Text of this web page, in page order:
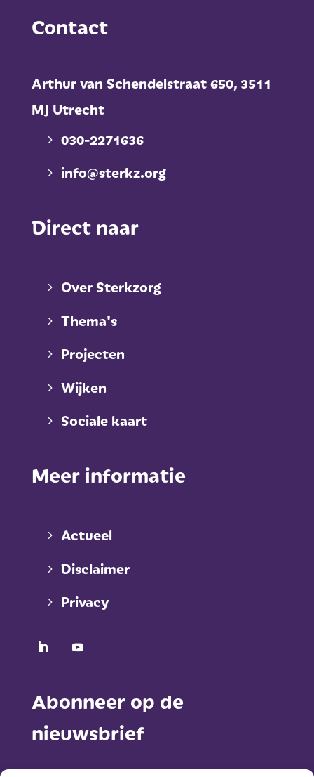
Contact
Arthur van Schendelstraat 650, 3511
MJ Utrecht
030-2271636
info@sterkz.org
Direct naar
Over Sterkzorg
Thema's
Projecten
Wijken
Sociale kaart
Meer informatie
Actueel
Disclaimer
Privacy
Abonneer op de
nieuwsbrief